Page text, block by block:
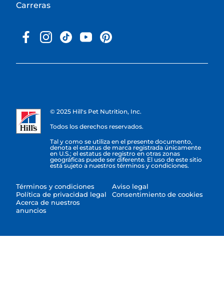
Carreras
© 2025 Hill's Pet Nutrition, Inc.
Todos los derechos reservados.
Tal y como se utiliza en el presente documento,
denota el estatus de marca registrada únicamente
en U.S.; el estatus de registro en otras zonas
geográficas puede ser diferente. El uso de este sitio
está sujeto a nuestros términos y condiciones.
Términos y condiciones
Política de privacidad legal
Acerca de nuestros
anuncios
Aviso legal
Consentimiento de cookies